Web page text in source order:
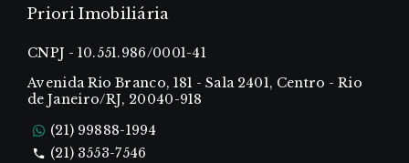
Priori Imobiliária
CNPJ - 10.551.986/0001-41
Avenida Rio Branco, 181 - Sala 2401, Centro - Rio
de Janeiro/RJ, 20040-918
(21) 99888-1994
(21) 3553-7546